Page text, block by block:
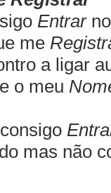
Entrar
me
a ligar
o meu
mas não